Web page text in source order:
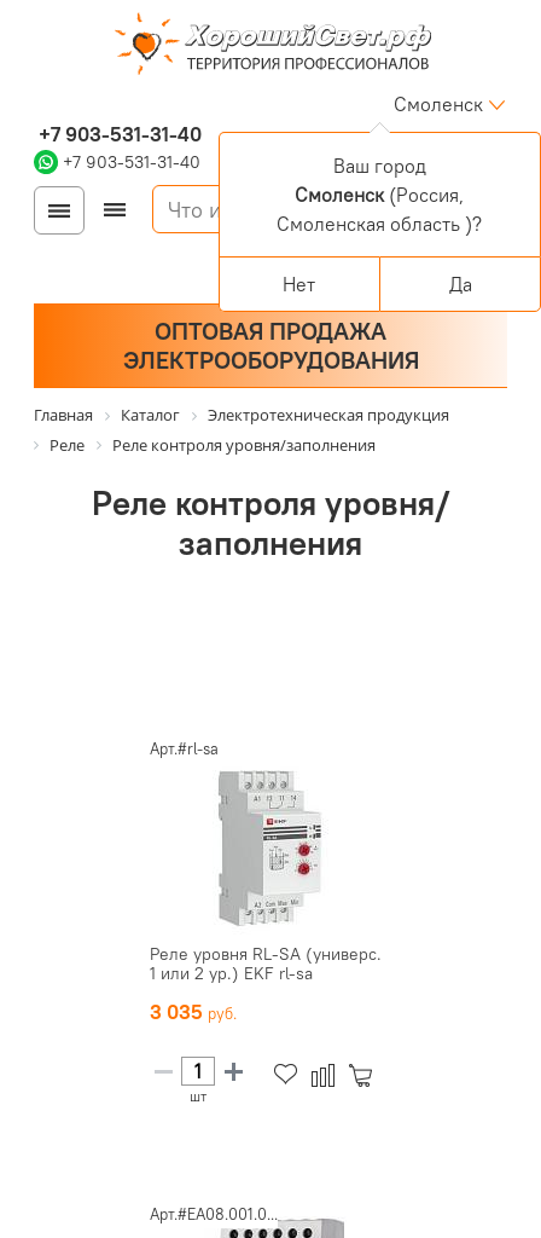
+7 903-531-31-40
+7 903-531-31-40
Смоленск
Войти
Регистрация
Корзина
0 позиций
ОПТОВАЯ ПРОДАЖА
ЭЛЕКТРООБОРУДОВАНИЯ
Главная Каталог
Электротехническая продукция
Реле
Реле контроля уровня/заполнения
Реле контроля уровня/
заполнения
Арт.#rl-sa
Реле уровня RL-SA (универс.
1 или 2 ур.) EKF rl-sa
3 035
шт
Арт.#EA08.001.0...
Ваш город
Смоленск(Россия,
Смоленская область )?
Нет Да